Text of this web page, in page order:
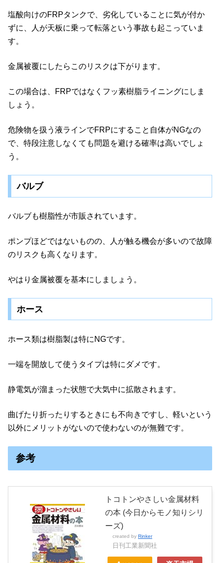
塩酸向けのFRPタンクで、劣化していることに気が付か
ずに、人が天板に乗って転落という事故も起こっていま
す。
金属被覆にしたらこのリスクは下がります。
この場合は、FRPではなくフッ素樹脂ライニングにしま
しょう。
危険物を扱う液ラインでFRPにすること自体がNGなの
で、特段注意しなくても問題を避ける確率は高いでしょ
う。
バルブ
バルブも樹脂性が市販されています。
ポンプほどではないものの、人が触る機会が多いので故障
のリスクも高くなります。
やはり金属被覆を基本にしましょう。
ホース
ホース類は樹脂製は特にNGです。
一端を開放して使うタイプは特にダメです。
静電気が溜まった状態で大気中に拡散されます。
曲げたり折ったりするときにも不向きですし、軽いという
以外にメリットがないので使わないのが無難です。
参考
トコトンやさしい金属材料
の本 (今日からモノ知りシリ
ーズ)
created by Rinker
日刊工業新聞社